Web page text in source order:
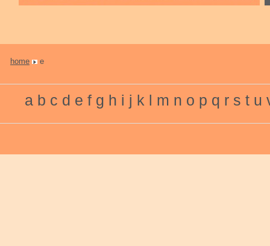
home e
a b c d e f g h i j k l m n o p q r s t u